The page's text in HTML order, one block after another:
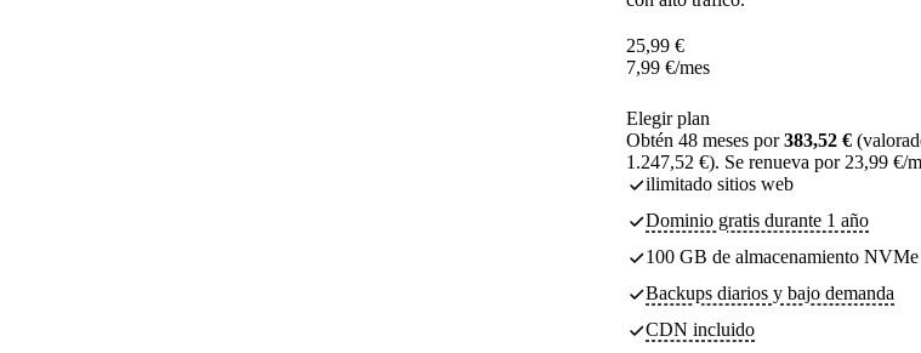
25,99 €
7,99 €/mes
Elegir plan
Obtén 48 meses por383,52 €
1.247,52 €). Se renueva por 23,99 €/
ilimitado sitios web
Dominio gratis durante 1 año
100 GB de almacenamiento NVMe
Backups diarios y bajo demanda
CDN incluido